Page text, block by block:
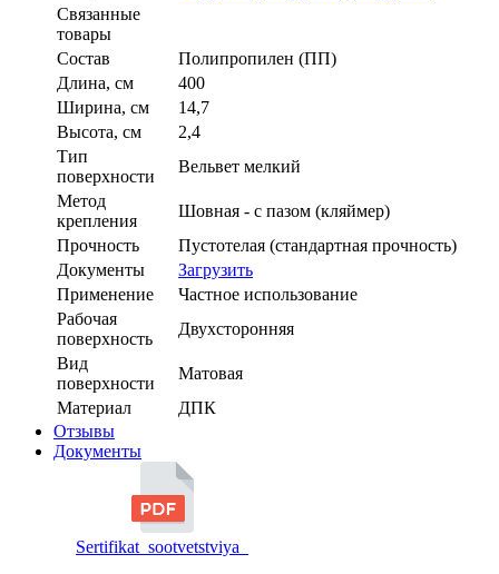
Связанные
товары
Состав
Полипропилен (ПП)
Длина, см
400
Ширина, см
14,7
Высота, см
2,4
Тип
поверхности
Вельвет мелкий
Метод
крепления
Шовная - с пазом (кляймер)
Прочность
Пустотелая (стандартная прочность)
Документы
Загрузить
Применение
Частное использование
Рабочая
поверхность
Двухсторонняя
Вид
поверхности
Матовая
Материал
ДПК
Отзывы
Документы
Sertifikat_sootvetstviya_